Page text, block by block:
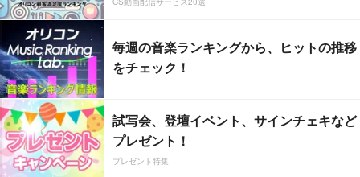
毎週の音楽ランキングから、ヒットの推移
をチェック！
試写会、登壇イベント、サインチェキなど
プレゼント！
プレゼント特集